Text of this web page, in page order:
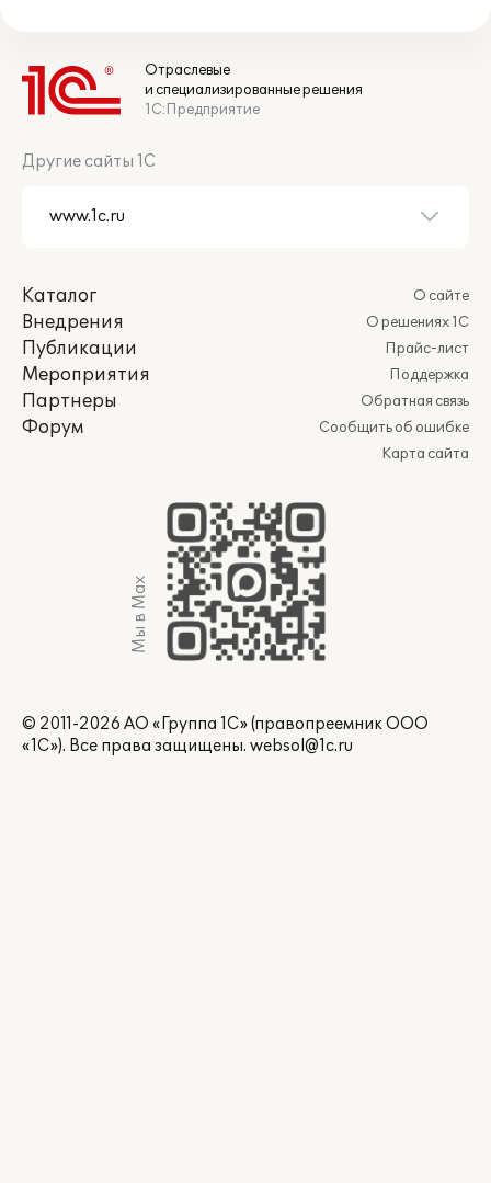
Отраслевые
и специализированные решения
1С:Предприятие
Другие сайты 1С
Каталог
Внедрения
Публикации
Мероприятия
Партнеры
Форум
О сайте
О решениях 1С
Прайс-лист
Поддержка
Обратная связь
Сообщить об ошибке
Карта сайта
Мы в Max
© 2011-2026 АО «Группа 1С» (правопреемник ООО
«1С»). Все права защищены. websol@1c.ru